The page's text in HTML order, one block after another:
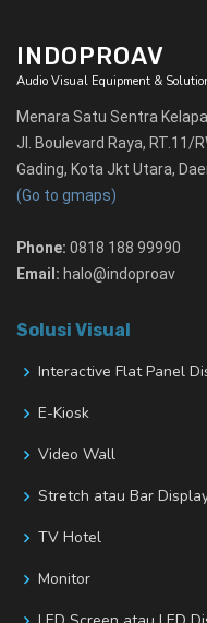
INDOPROAV
Audio Visual Equipment &
Menara Satu Sentra
Jl. Boulevard Raya, RT.11/
Gading, Kota Jkt Utara,
(Go to gmaps)
Phone: 0818 188 99990
Email: halo@indoproav
Solusi Visual
Interactive Flat Panel
E-Kiosk
Video Wall
Stretch atau Bar
TV Hotel
Monitor